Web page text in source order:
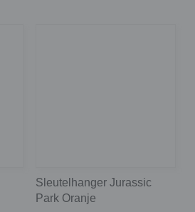
Sleutelhanger Jurassic
Park Oranje